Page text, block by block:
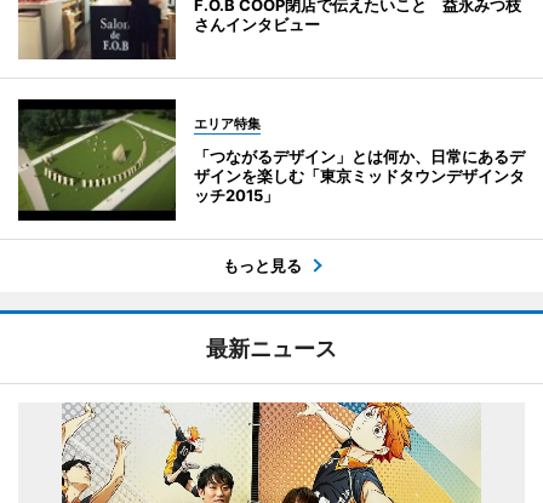
F.O.B COOP閉店で伝えたいこと 益永みつ枝
さんインタビュー
エリア特集
「つながるデザイン」とは何か、日常にあるデ
ザインを楽しむ「東京ミッドタウンデザインタ
ッチ2015」
もっと見る
最新ニュース